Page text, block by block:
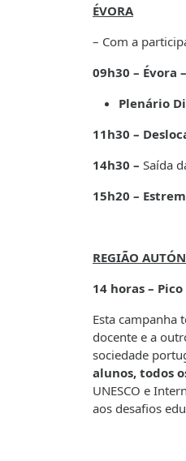
ÉVORA
– Com a
09h30 – Évora –
Plenário
11h30 –
14h30 – Saída
15h20 –
REGIÃO
14 horas – Pico
Esta campanha
docente e a
sociedade
alunos, todos
UNESCO e
aos desafios